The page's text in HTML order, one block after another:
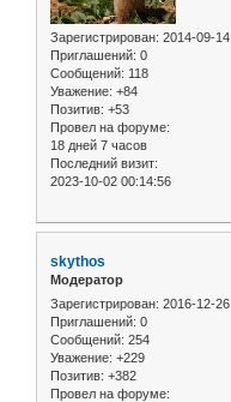
Зарегистрирован: 2014-09-14
Приглашений: 0
Сообщений: 118
Уважение: +84
Позитив: +53
Провел на форуме:
18 дней 7 часов
Последний визит:
2023-10-02 00:14:56
skythos
Модератор
Зарегистрирован: 2016-12-26
Приглашений: 0
Сообщений: 254
Уважение: +229
Позитив: +382
Провел на форуме: